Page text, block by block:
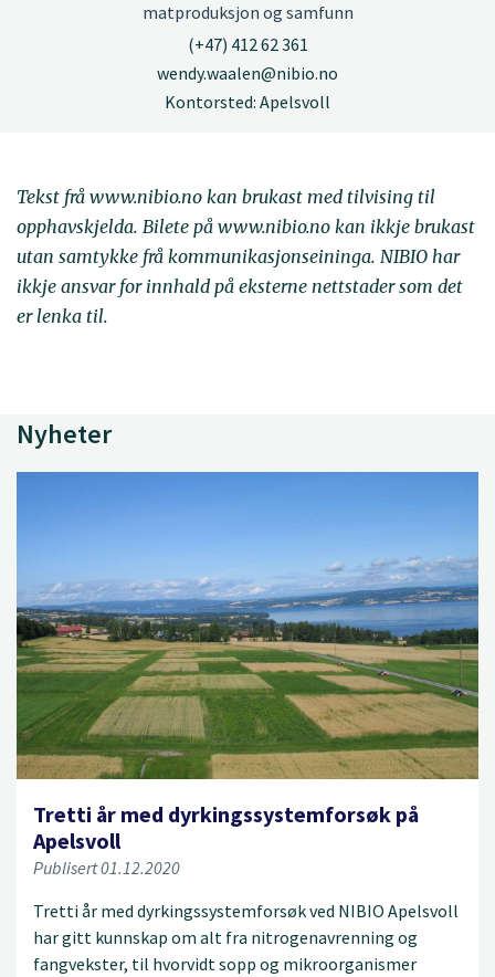
matproduksjon og samfunn
(+47) 412 62 361
wendy.waalen@nibio.no
Kontorsted: Apelsvoll
Tekst frå www.nibio.no kan brukast med tilvising til
opphavskjelda. Bilete på www.nibio.no kan ikkje brukast
utan samtykke frå kommunikasjonseininga. NIBIO har
ikkje ansvar for innhald på eksterne nettstader som det
er lenka til.
Nyheter
Tretti år med dyrkingssystemforsøk på
Apelsvoll
Publisert 01.12.2020
Tretti år med dyrkingssystemforsøk ved NIBIO Apelsvoll
har gitt kunnskap om alt fra nitrogenavrenning og
fangvekster, til hvorvidt sopp og mikroorganismer